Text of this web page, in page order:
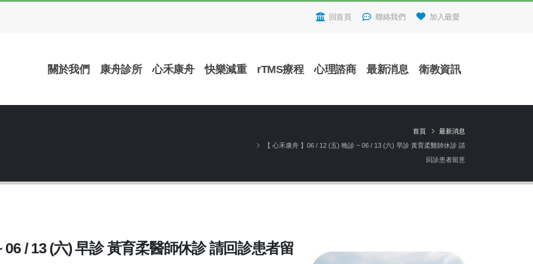
回首頁 聯絡我們 加入最愛
關於我們 康舟診所 心禾康舟 快樂減重 rTMS療程 心理諮商 最新消息 衛教資訊
首頁
最新消息
【 心禾康舟 】06 / 12 (五) 晚診 ~ 06 / 13 (六) 早診 黃育柔醫師休診 請
回診患者留意
/ 13 (六) 早診 黃育柔醫師休診 請回診患者留